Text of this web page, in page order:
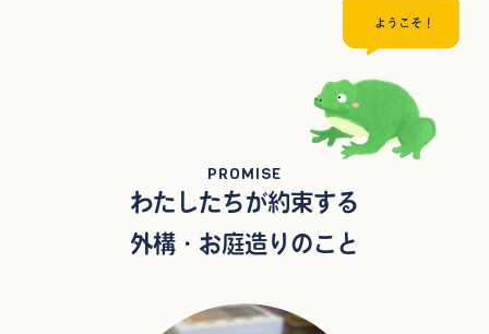
PROMISE
わたしたちが約束する
外構・お庭造りのこと